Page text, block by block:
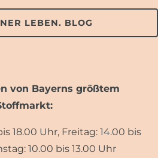
LEBEN. BLOG
von Bayerns größtem
18.00 Uhr, Freitag: 14.00 bis
10.00 bis 13.00 Uhr